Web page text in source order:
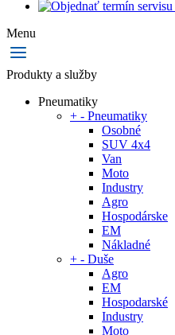
Menu
Produkty a služby
Pneumatiky
+ - Pneumatiky
Osobné
SUV 4x4
Van
Moto
Industry
Agro
Hospodárske
EM
Nákladné
+ - Duše
Agro
EM
Hospodarské
Industry
Moto